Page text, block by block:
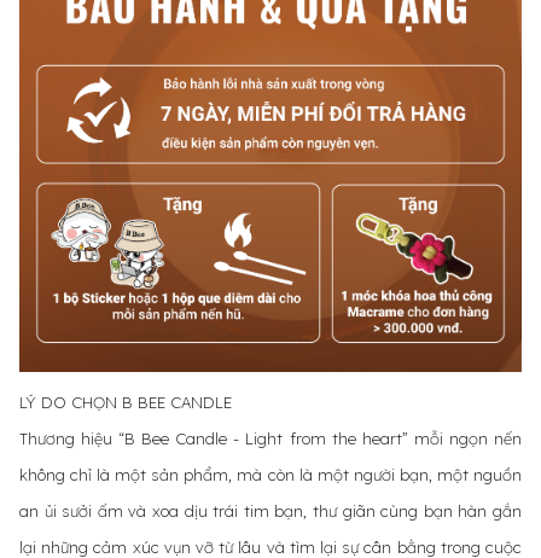
LÝ DO CHỌN B BEE CANDLE
Thương hiệu “B Bee Candle - Light from the heart” mỗi ngọn nến
không chỉ là một sản phẩm, mà còn là một người bạn, một nguồn
an ủi sưởi ấm và xoa dịu trái tim bạn, thư giãn cùng bạn hàn gắn
lại những cảm xúc vụn vỡ từ lâu và tìm lại sự cân bằng trong cuộc